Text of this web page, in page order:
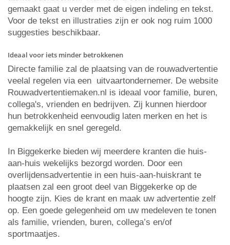
gemaakt gaat u verder met de eigen indeling en tekst.
Voor de tekst en illustraties zijn er ook nog ruim 1000
suggesties beschikbaar.
Ideaal voor iets minder betrokkenen
Directe familie zal de plaatsing van de rouwadvertentie
veelal regelen via een uitvaartondernemer. De website
Rouwadvertentiemaken.nl is ideaal voor familie, buren,
collega's, vrienden en bedrijven. Zij kunnen hierdoor
hun betrokkenheid eenvoudig laten merken en het is
gemakkelijk en snel geregeld.
In Biggekerke bieden wij meerdere kranten die huis-
aan-huis wekelijks bezorgd worden. Door een
overlijdensadvertentie in een huis-aan-huiskrant te
plaatsen zal een groot deel van Biggekerke op de
hoogte zijn. Kies de krant en maak uw advertentie zelf
op. Een goede gelegenheid om uw medeleven te tonen
als familie, vrienden, buren, collega’s en/of
sportmaatjes.